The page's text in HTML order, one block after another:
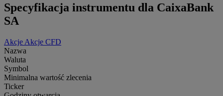
Specyfikacja instrumentu dla CaixaBank
SA
Akcje Akcje CFD
Nazwa
Waluta
Symbol
Minimalna wartość zlecenia
Ticker